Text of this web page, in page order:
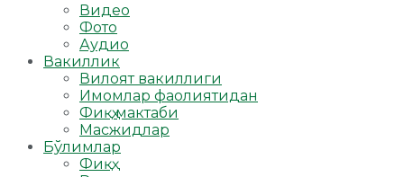
Видео
Фото
Аудио
Вакиллик
Вилоят вакиллиги
Имомлар фаолиятидан
Фиқҳ мактаби
Масжидлар
Бўлимлар
Фиқҳ